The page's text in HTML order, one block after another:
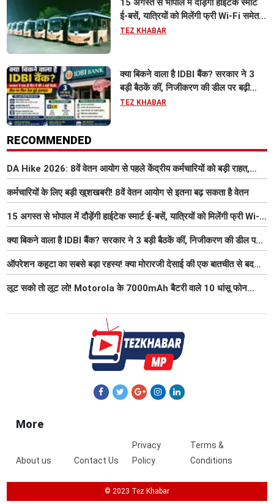
15 अगस्त से भोपाल में दौड़ेंगी हाईटेक स्मार्ट
ई-बसें, यात्रियों को मिलेंगी फ्री Wi-Fi समेत
आधुनिक सुविधा
TEZ KHABAR
क्या बिकने वाला है IDBI बैंक? सरकार ने 3
बड़ी बैठकें कीं, निजीकरण की डील पर बढ़ी
हलचल
TEZ KHABAR
RECOMMENDED
DA Hike 2026: 8वें वेतन आयोग से पहले केंद्रीय कर्मचारियों को बड़ी राहत,
महंगाई भत्ता 63% होने की संभावना
कर्मचारियों के लिए बड़ी खुशखबरी! 8वें वेतन आयोग से इतना बढ़ सकता है वेतन
15 अगस्त से भोपाल में दौड़ेंगी हाईटेक स्मार्ट ई-बसें, यात्रियों को मिलेंगी फ्री Wi-
Fi समेत आधुनिक सुविधा
क्या बिकने वाला है IDBI बैंक? सरकार ने 3 बड़ी बैठकें कीं, निजीकरण की डील पर
बढ़ी हलचल
ऑपरेशन कहूटा का सबसे बड़ा रहस्य! क्या मोरारजी देसाई की एक बातचीत से बदल
गया था भारत का गुप्त मिशन?
लूट सको तो लूट लो! Motorola के 7000mAh बैटरी वाले 10 धांसू फोन
More
About us Contact Us
Privacy
Policy
Terms &
Conditions
© 2023 Tez Khabar